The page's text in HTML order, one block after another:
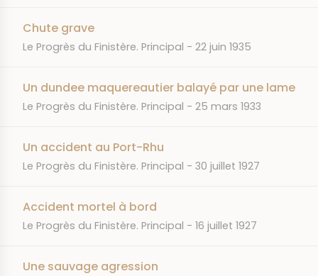
Chute grave
JOURNAL
Le Progrès du Finistère. Principal DATE
22 juin 1935
Un dundee maquereautier balayé par une lame
JOURNAL
Le Progrès du Finistère. Principal DATE
25 mars 1933
Un accident au Port-Rhu
JOURNAL
Le Progrès du Finistère. Principal DATE
30 juillet 1927
Accident mortel à bord
JOURNAL
Le Progrès du Finistère. Principal DATE
16 juillet 1927
Une sauvage agression